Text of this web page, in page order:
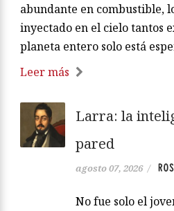
abundante en combustible,
inyectado en el cielo tantos
planeta entero solo está
Leer más
Larra: la
pared
agosto 07, 2026 /
No fue solo el